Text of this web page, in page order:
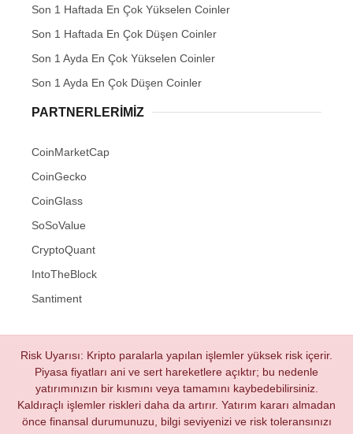
Son 1 Haftada En Çok Yükselen Coinler
Son 1 Haftada En Çok Düşen Coinler
Son 1 Ayda En Çok Yükselen Coinler
Son 1 Ayda En Çok Düşen Coinler
PARTNERLERIMIZ
CoinMarketCap
CoinGecko
CoinGlass
SoSoValue
CryptoQuant
IntoTheBlock
Santiment
Risk Uyarısı: Kripto paralarla yapılan işlemler yüksek risk içerir.
Piyasa fiyatları ani ve sert hareketlere açıktır; bu nedenle
yatırımınızın bir kısmını veya tamamını kaybedebilirsiniz.
Kaldıraçlı işlemler riskleri daha da artırır. Yatırım kararı almadan
önce finansal durumunuzu, bilgi seviyenizi ve risk toleransınızı